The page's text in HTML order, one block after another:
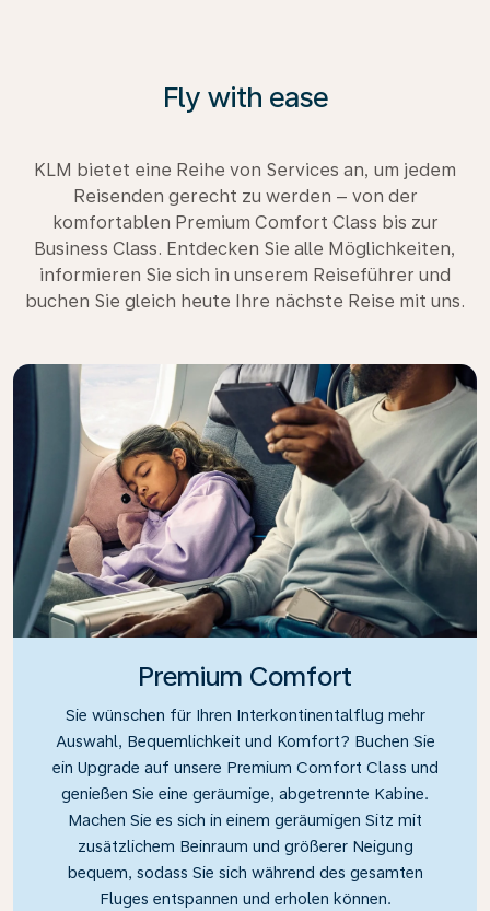
Fly with ease
KLM bietet eine Reihe von Services an, um jedem
Reisenden gerecht zu werden – von der
komfortablen Premium Comfort Class bis zur
Business Class. Entdecken Sie alle Möglichkeiten,
informieren Sie sich in unserem Reiseführer und
buchen Sie gleich heute Ihre nächste Reise mit uns.
Premium Comfort
Sie wünschen für Ihren Interkontinentalflug mehr
Auswahl, Bequemlichkeit und Komfort? Buchen Sie
ein Upgrade auf unsere Premium Comfort Class und
genießen Sie eine geräumige, abgetrennte Kabine.
Machen Sie es sich in einem geräumigen Sitz mit
zusätzlichem Beinraum und größerer Neigung
bequem, sodass Sie sich während des gesamten
Fluges entspannen und erholen können.